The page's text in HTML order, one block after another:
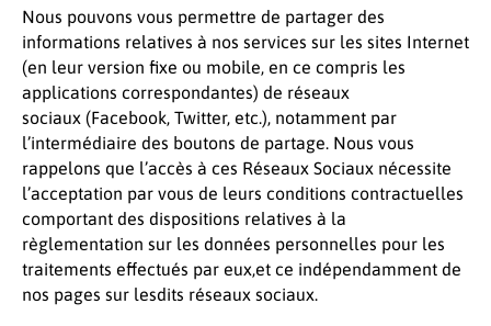
Nous pouvons vous permettre de partager des
informations relatives à nos services sur les sites Internet
(en leur version fixe ou mobile, en ce compris les
applications correspondantes) de réseaux
sociaux (Facebook, Twitter, etc.), notamment par
l’intermédiaire des boutons de partage. Nous vous
rappelons que l’accès à ces Réseaux Sociaux nécessite
l’acceptation par vous de leurs conditions contractuelles
comportant des dispositions relatives à la
règlementation sur les données personnelles pour les
traitements effectués par eux,et ce indépendamment de
nos pages sur lesdits réseaux sociaux.